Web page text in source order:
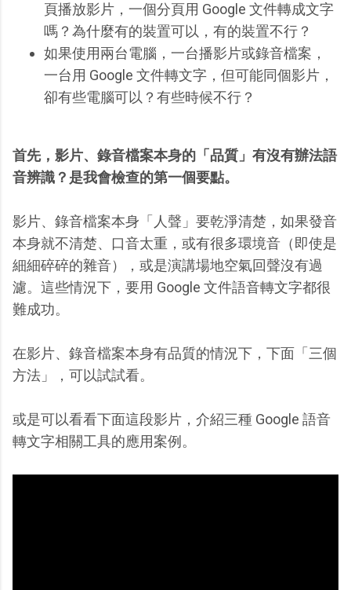
頁播放影片，一個分頁用 Google 文件轉成文字
嗎？為什麼有的裝置可以，有的裝置不行？
如果使用兩台電腦，一台播影片或錄音檔案，
一台用 Google 文件轉文字，但可能同個影片，
卻有些電腦可以？有些時候不行？
首先，影片、錄音檔案本身的「品質」有沒有辦法語
音辨識？是我會檢查的第一個要點。
影片、錄音檔案本身「人聲」要乾淨清楚，如果發音
本身就不清楚、口音太重，或有很多環境音（即使是
細細碎碎的雜音），或是演講場地空氣回聲沒有過
濾。這些情況下，要用 Google 文件語音轉文字都很
難成功。
在影片、錄音檔案本身有品質的情況下，下面「三個
方法」，可以試試看。
或是可以看看下面這段影片，介紹三種 Google 語音
轉文字相關工具的應用案例。